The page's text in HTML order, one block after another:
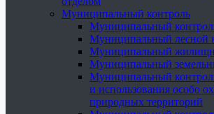
Муниципальный контроль
Муниципальный
Муниципальный лесной
Муниципальный
Муниципальный
Муниципальный
и использования особо
природных территорий